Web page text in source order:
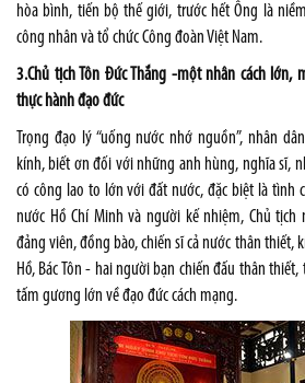
hòa bình, tiến bộ thế giới, trước hết Ông là
công nhân và tổ chức Công đoàn Việt Nam.
3.Chủ tịch Tôn Đức Thắng -một nhân cách lớn,
thực hành đạo đức
Trọng đạo lý “uống nước nhớ nguồn”, nhân
kính, biết ơn đối với những anh hùng, nghĩa sĩ,
có công lao to lớn với đất nước, đặc biệt là tình
nước Hồ Chí Minh và người kế nhiệm, Chủ tịch
đảng viên, đồng bào, chiến sĩ cả nước thân thiết,
Hồ, Bác Tôn - hai người bạn chiến đấu thân
tấm gương lớn về đạo đức cách mạng.